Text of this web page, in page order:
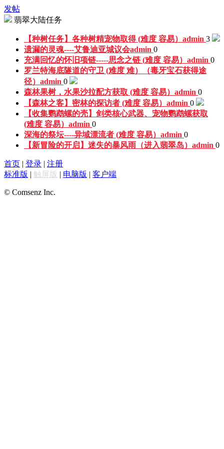
发帖
翡翠大陆任务
【种树任务】各种树精宠物取得 (难度 容易） admin 3
遗漏的灵魂----艾鲁迪亚城议会admin 0
充满回忆的怀旧项链-----思念之链 (难度 容易） admin 0
罗兰特海底隧道的守卫 (难度 难）（毒牙宝石获得途
径） admin 0
森林果树，水果沙拉配方获取 (难度 容易） admin 0
【森林之客】密林的探访者 (难度 容易） admin 0
【收集鹦鹉螺的壳】剑类核心武器、宠物鹦鹉螺获取
(难度 容易） admin 0
深海的祭坛----异域漂流者 (难度 容易） admin 0
【新冒险的开启】迷失的暴风雨（进入翡翠岛） admin 0
首页 | 登录 | 注册
标准版 | 触屏版 | 电脑版 | 客户端
© Comsenz Inc.